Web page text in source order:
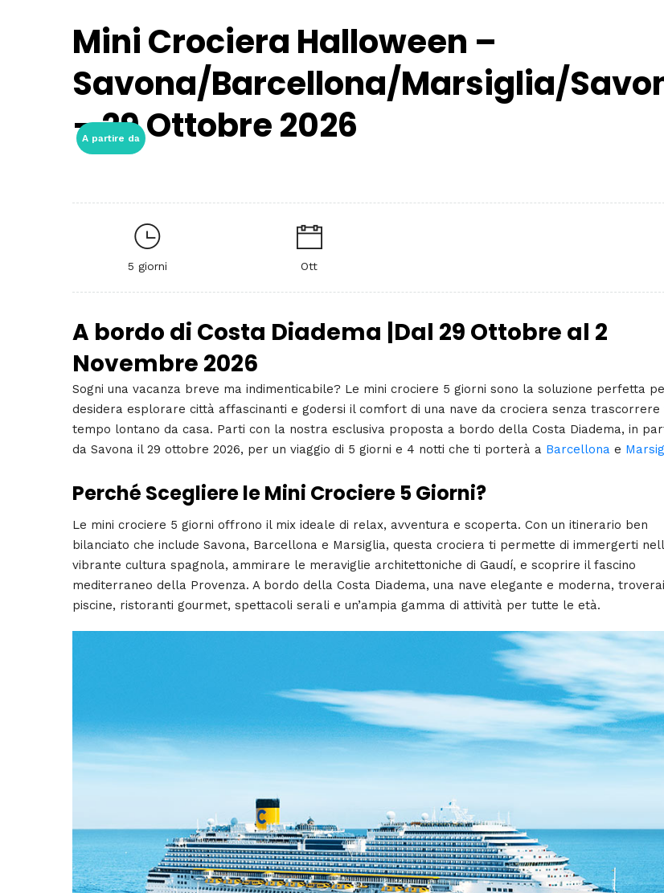
Mini Crociera Halloween –
Savona/Barcellona/Marsiglia/
– 29 Ottobre 2026
A partire da
5 giorni Ott
A bordo di Costa Diadema |Dal 29 Ottobre al 2
Novembre 2026
Sogni una vacanza breve ma indimenticabile? Le mini crociere 5 giorni sono la soluzione perfetta
desidera esplorare città affascinanti e godersi il comfort di una nave da crociera senza
tempo lontano da casa. Parti con la nostra esclusiva proposta a bordo della Costa Diadema, in
da Savona il 29 ottobre 2026, per un viaggio di 5 giorni e 4 notti che ti porterà a Barcellona e
Perché Scegliere le Mini Crociere 5 Giorni?
Le mini crociere 5 giorni offrono il mix ideale di relax, avventura e scoperta. Con un itinerario ben
bilanciato che include Savona, Barcellona e Marsiglia, questa crociera ti permette di immergerti
vibrante cultura spagnola, ammirare le meraviglie architettoniche di Gaudí, e scoprire il fascino
mediterraneo della Provenza. A bordo della Costa Diadema, una nave elegante e moderna, troverai
piscine, ristoranti gourmet, spettacoli serali e un’ampia gamma di attività per tutte le età.